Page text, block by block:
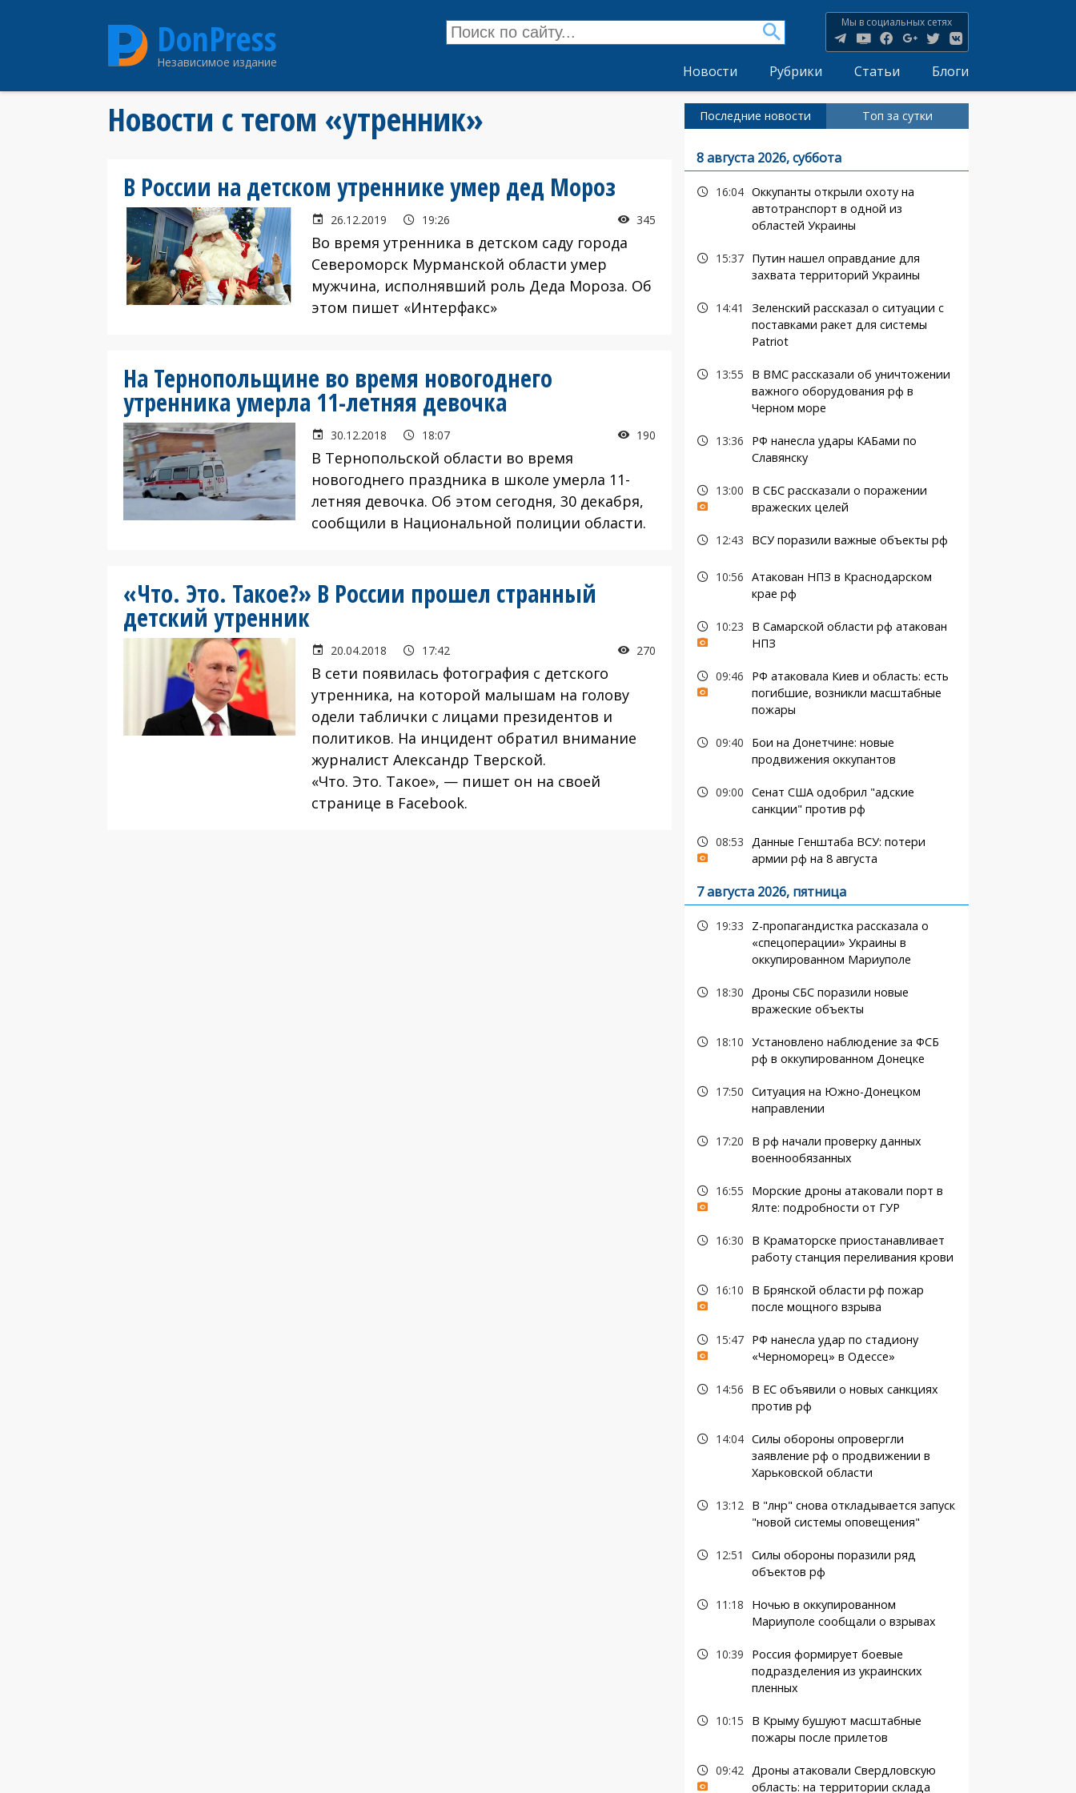
DonPress
Независимое издание
Мы в социальных сетях
Новости Рубрики Статьи Блоги
Новости с тегом «утренник»
В России на детском утреннике умер дед Мороз
26.12.2019 19:26 345
Во время утренника в детском саду города
Североморск Мурманской области умер
мужчина, исполнявший роль Деда Мороза. Об
этом пишет «Интерфакс»
На Тернопольщине во время новогоднего
утренника умерла 11-летняя девочка
30.12.2018 18:07 190
В Тернопольской области во время
новогоднего праздника в школе умерла 11-
летняя девочка. Об этом сегодня, 30 декабря,
сообщили в Национальной полиции области.
«Что. Это. Такое?» В России прошел странный
детский утренник
20.04.2018 17:42 270
В сети появилась фотография с детского
утренника, на которой малышам на голову
одели таблички с лицами президентов и
политиков. На инцидент обратил внимание
журналист Александр Тверской.
«Что. Это. Такое», — пишет он на своей
странице в Facebook.
Последние новости Топ за сутки
8 августа 2026, суббота
16:04 Оккупанты открыли охоту на
автотранспорт в одной из
областей Украины
15:37
Путин нашел оправдание для
захвата территорий Украины
14:41
Зеленский рассказал о ситуации с
поставками ракет для системы
Patriot
13:55
В ВМС рассказали об уничтожении
важного оборудования рф в
Черном море
13:36
РФ нанесла удары КАБами по
Славянску
13:00
В СБС рассказали о поражении
вражеских целей
12:43 ВСУ поразили важные объекты рф
10:56 Атакован НПЗ в Краснодарском
крае рф
10:23
В Самарской области рф атакован
НПЗ
09:46
РФ атаковала Киев и область: есть
погибшие, возникли масштабные
пожары
09:40
Бои на Донетчине: новые
продвижения оккупантов
09:00 Сенат США одобрил "адские
санкции" против рф
08:53 Данные Генштаба ВСУ: потери
армии рф на 8 августа
7 августа 2026, пятница
19:33
Z-пропагандистка рассказала о
«спецоперации» Украины в
оккупированном Мариуполе
18:30 Дроны СБС поразили новые
вражеские объекты
18:10 Установлено наблюдение за ФСБ
рф в оккупированном Донецке
17:50 Ситуация на Южно-Донецком
направлении
17:20
В рф начали проверку данных
военнообязанных
16:55
Морские дроны атаковали порт в
Ялте: подробности от ГУР
16:30
В Краматорске приостанавливает
работу станция переливания крови
16:10
В Брянской области рф пожар
после мощного взрыва
15:47
РФ нанесла удар по стадиону
«Черноморец» в Одессе»
14:56
В ЕС объявили о новых санкциях
против рф
14:04 Силы обороны опровергли
заявление рф о продвижении в
Харьковской области
13:12
В "лнр" снова откладывается запуск
"новой системы оповещения"
12:51
Силы обороны поразили ряд
объектов рф
11:18
Ночью в оккупированном
Мариуполе сообщали о взрывах
10:39
Россия формирует боевые
подразделения из украинских
пленных
10:15
В Крыму бушуют масштабные
пожары после прилетов
09:42 Дроны атаковали Свердловскую
область: на территории склада